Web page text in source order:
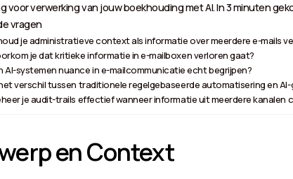
voor verwerking van jouw boekhouding met AI. In 3 minuten
vragen
je administratieve context als informatie over meerdere e-mails
je dat kritieke informatie in e-mailboxen verloren gaat?
AI-systemen nuance in e-mailcommunicatie echt begrijpen?
verschil tussen traditionele regelgebaseerde automatisering en
je audit-trails effectief wanneer informatie uit meerdere kanalen
en Context